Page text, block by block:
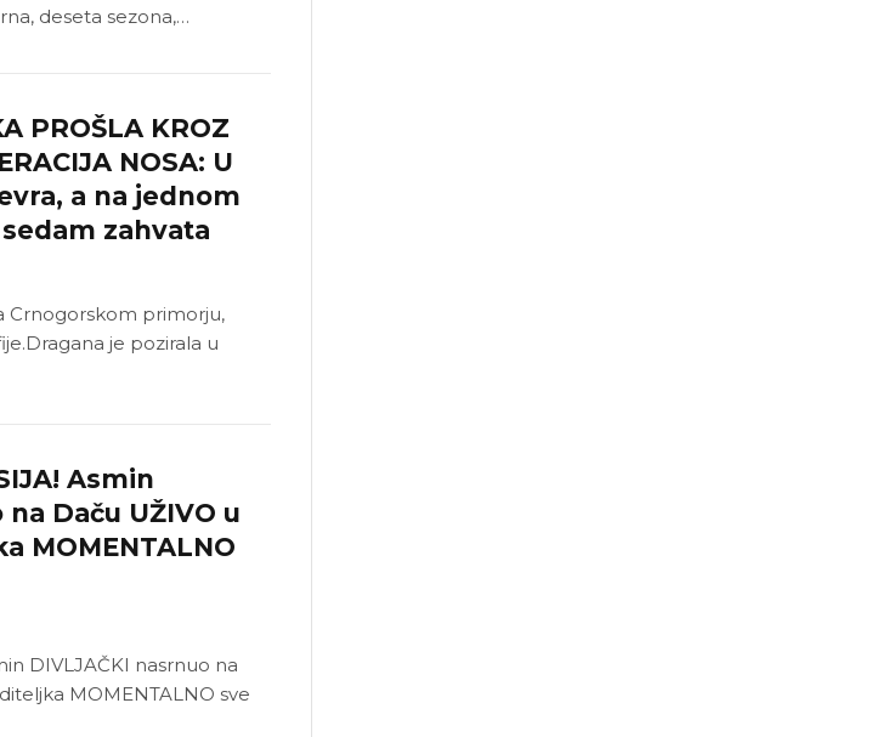
deseta sezona,…
PROŠLA KROZ
NOSA: U
a na jednom
zahvata
Crnogorskom primorju,
je pozirala u
Asmin
Daču UŽIVO u
MOMENTALNO
DIVLJAČKI nasrnuo na
MOMENTALNO sve